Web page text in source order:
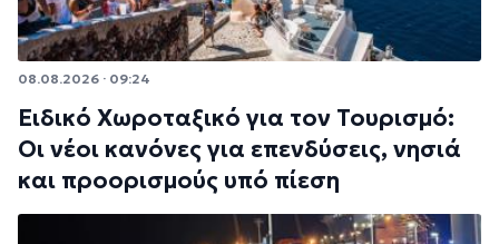
08.08.2026 · 09:24
Ειδικό Χωροταξικό για τον Τουρισμό:
Οι νέοι κανόνες για επενδύσεις, νησιά
και προορισμούς υπό πίεση